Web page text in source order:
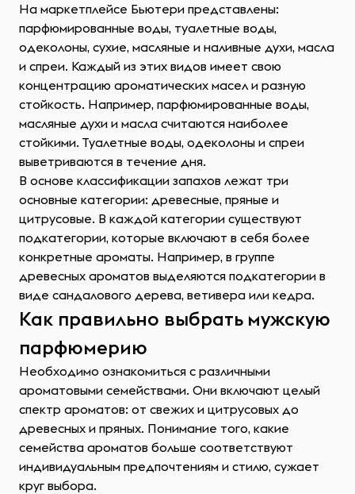
На маркетплейсе Бьютери представлены:
парфюмированные воды, туалетные воды,
одеколоны, сухие, масляные и наливные духи, масла
и спреи. Каждый из этих видов имеет свою
концентрацию ароматических масел и разную
стойкость. Например, парфюмированные воды,
масляные духи и масла считаются наиболее
стойкими. Туалетные воды, одеколоны и спреи
выветриваются в течение дня.
В основе классификации запахов лежат три
основные категории: древесные, пряные и
цитрусовые. В каждой категории существуют
подкатегории, которые включают в себя более
конкретные ароматы. Например, в группе
древесных ароматов выделяются подкатегории в
виде сандалового дерева, ветивера или кедра.
Как правильно выбрать мужскую
парфюмерию
Необходимо ознакомиться с различными
ароматовыми семействами. Они включают целый
спектр ароматов: от свежих и цитрусовых до
древесных и пряных. Понимание того, какие
семейства ароматов больше соответствуют
индивидуальным предпочтениям и стилю, сужает
круг выбора.